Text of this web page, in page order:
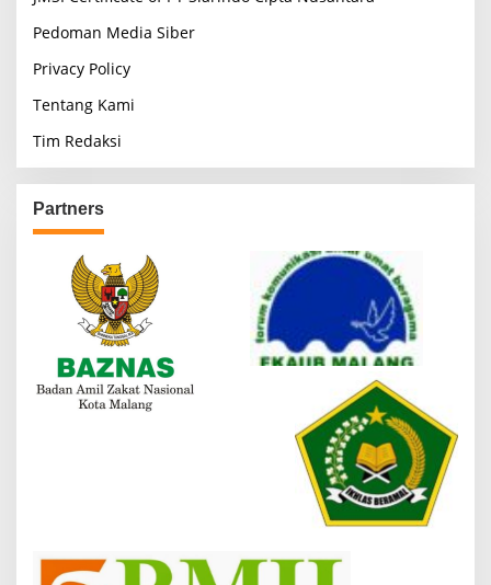
g
i
a
t
i
o
n
Pedoman Media Siber
Privacy Policy
Tentang Kami
Tim Redaksi
Partners